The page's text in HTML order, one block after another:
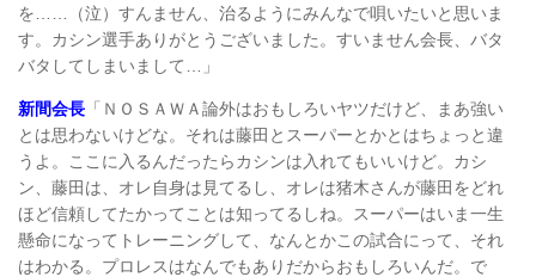
を……（泣）すんません、治るようにみんなで唄いたいと思いま
す。カシン選手ありがとうございました。すいません会長、バタ
バタしてしまいまして…」
新間会長 「ＮＯＳＡＷＡ論外はおもしろいヤツだけど、まあ強い
とは思わないけどな。それは藤田とスーパーとかとはちょっと違
うよ。ここに入るんだったらカシンは入れてもいいけど。カシ
ン、藤田は、オレ自身は見てるし、オレは猪木さんが藤田をどれ
ほど信頼してたかってことは知ってるしね。スーパーはいま一生
懸命になってトレーニングして、なんとかこの試合にって、それ
はわかる。プロレスはなんでもありだからおもしろいんだ。で